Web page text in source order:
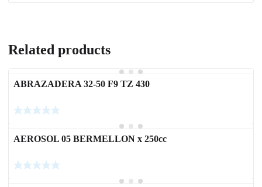
Related products
ABRAZADERA 32-50 F9 TZ 430
AEROSOL 05 BERMELLON x 250cc